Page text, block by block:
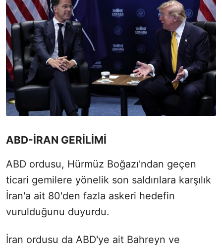
ABD-İRAN GERİLİMİ
ABD ordusu, Hürmüz Boğazı'ndan geçen
ticari gemilere yönelik son saldırılara karşılık
İran'a ait 80'den fazla askeri hedefin
vurulduğunu duyurdu.
İran ordusu da ABD'ye ait Bahreyn ve